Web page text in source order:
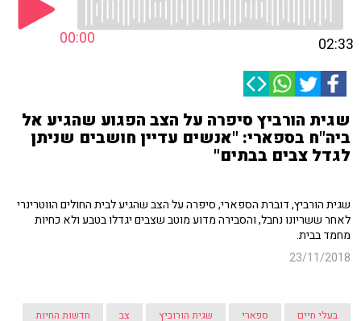
00:00 02:33
שגית הורביץ סיפרה על הצב הפגוע שהגיע אל
ביה"ח בספארי: "אנשים עדיין חושבים שניתן
לגדל צבים בבתים"
שגית הורביץ, דוברת הספארי, סיפרה על הצב שהגיע לבית החולים הווטרינרי
לאחר ששריונו נחבל, והסבירה מדוע מוטב שצבים יגדלו בטבע ולא כחיות
מחמד בבית.
23/11/2018
בעלי חיים ספארי שגית הורוביץ צב חדשות החיות